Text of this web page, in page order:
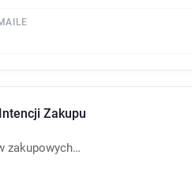
Zakupu
zakupowych…